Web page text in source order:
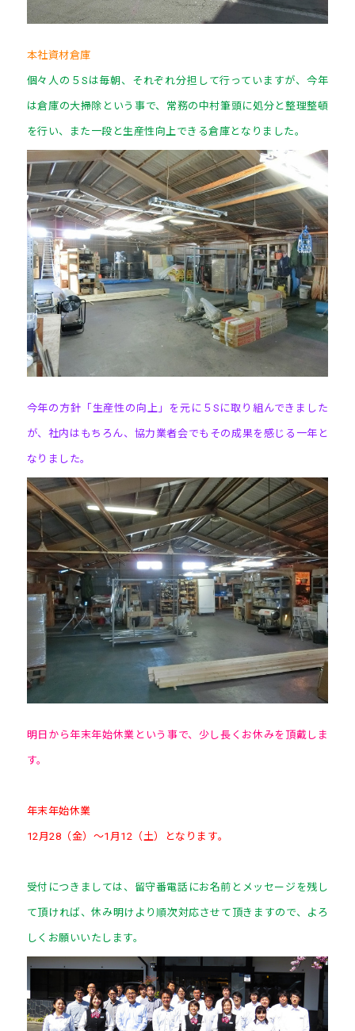
本社資材倉庫
個々人の５Sは毎朝、それぞれ分担して行っていますが、今年
は倉庫の大掃除という事で、常務の中村筆頭に処分と整理整頓
を行い、また一段と生産性向上できる倉庫となりました。
今年の方針「生産性の向上」を元に５Sに取り組んできました
が、社内はもちろん、協力業者会でもその成果を感じる一年と
なりました。
明日から年末年始休業という事で、少し長くお休みを頂戴しま
す。
年末年始休業
12月28（金）～1月12（土）となります。
受付につきましては、留守番電話にお名前とメッセージを残し
て頂ければ、休み明けより順次対応させて頂きますので、よろ
しくお願いいたします。